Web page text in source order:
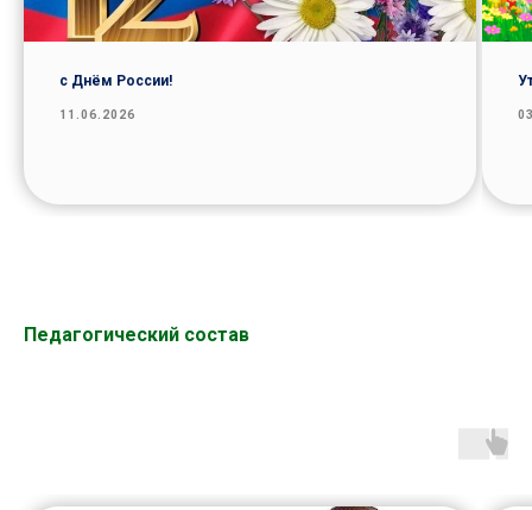
с Днём России!
11.06.2026
Педагогический состав